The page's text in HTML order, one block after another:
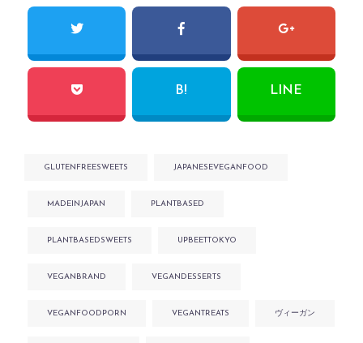
B! LINE
GLUTENFREESWEETS JAPANESEVEGANFOOD
MADEINJAPAN PLANTBASED
PLANTBASEDSWEETS UPBEETTOKYO
VEGANBRAND VEGANDESSERTS
VEGANFOODPORN VEGANTREATS ヴィーガン